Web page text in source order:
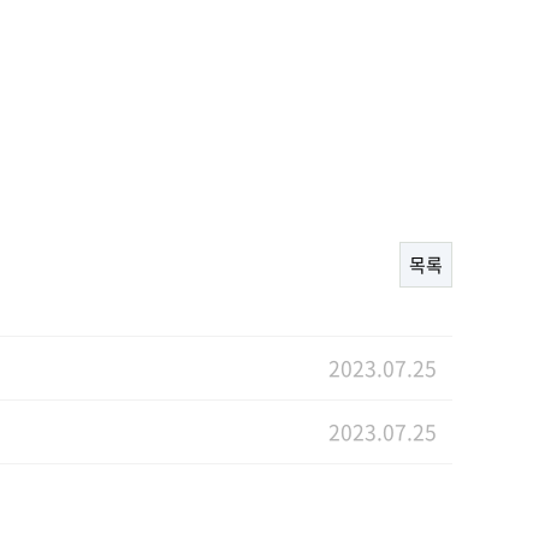
목록
2023.07.25
2023.07.25